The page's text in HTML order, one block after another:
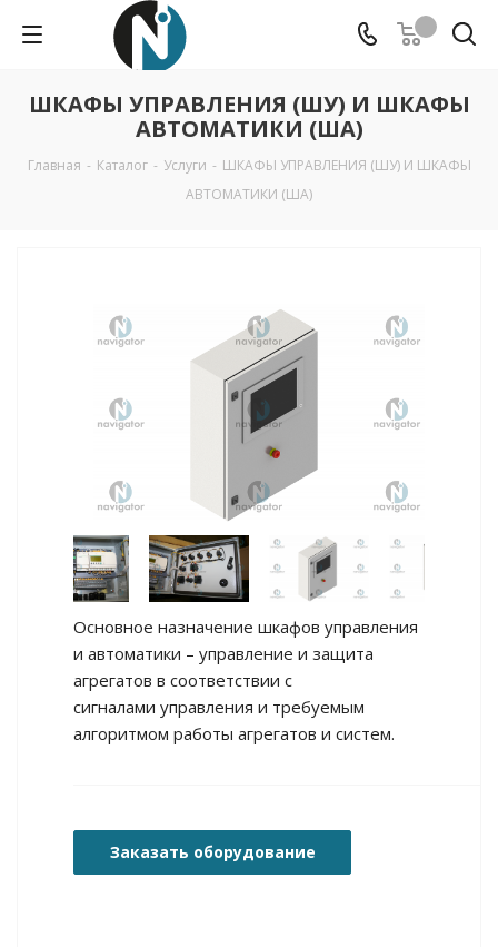
ШКАФЫ УПРАВЛЕНИЯ (ШУ) И ШКАФЫ
АВТОМАТИКИ (ША)
Главная - Каталог - Услуги - ШКАФЫ УПРАВЛЕНИЯ (ШУ) И ШКАФЫ
АВТОМАТИКИ (ША)
Основное назначение шкафов управления
и автоматики – управление и защита
агрегатов в соответствии с
сигналами управления и требуемым
алгоритмом работы агрегатов и систем.
Заказать оборудование